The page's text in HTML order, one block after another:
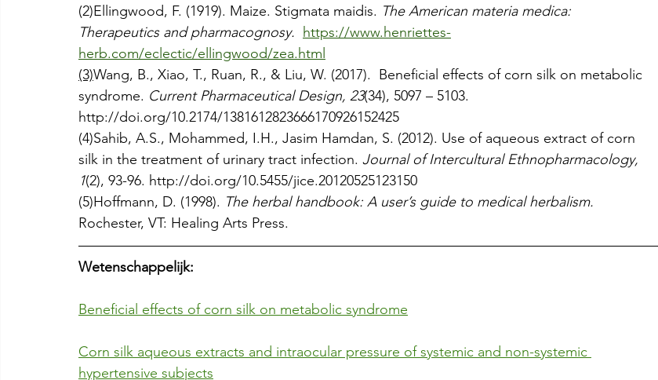
(2)Ellingwood, F. (1919). Maize. Stigmata maidis. The American materia medica:
Therapeutics and pharmacognosy. https://www.henriettes-
herb.com/eclectic/ellingwood/zea.html
(3)Wang, B., Xiao, T., Ruan, R., & Liu, W. (2017).  Beneficial effects of corn silk on metabolic
syndrome. Current Pharmaceutical Design, 23(34), 5097 – 5103.
http://doi.org/10.2174/1381612823666170926152425
(4)Sahib, A.S., Mohammed, I.H., Jasim Hamdan, S. (2012). Use of aqueous extract of corn
silk in the treatment of urinary tract infection. Journal of Intercultural Ethnopharmacology,
1(2), 93-96. http://doi.org/10.5455/jice.20120525123150
(5)Hoffmann, D. (1998). The herbal handbook: A user’s guide to medical herbalism.
Rochester, VT: Healing Arts Press.
Wetenschappelijk:
Beneficial effects of corn silk on metabolic syndrome
Corn silk aqueous extracts and intraocular pressure of systemic and non-systemic
hypertensive subjects